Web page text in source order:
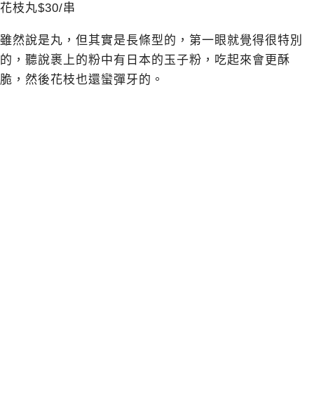
花枝丸$30/串
雖然說是丸，但其實是長條型的，第一眼就覺得很特別
的，聽說裹上的粉中有日本的玉子粉，吃起來會更酥
脆，然後花枝也還蠻彈牙的。